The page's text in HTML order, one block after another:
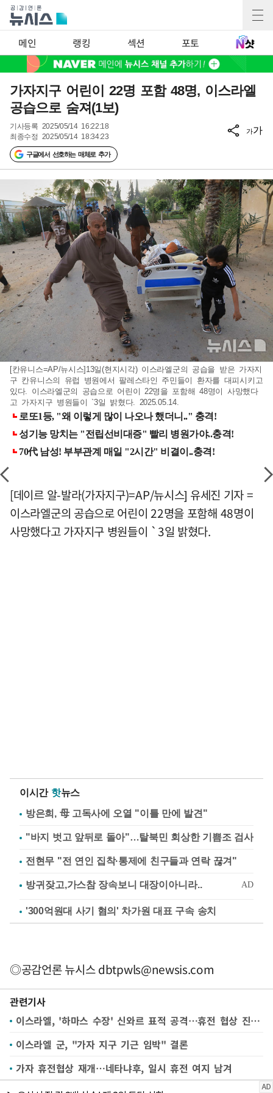
메인 랭킹 섹션 포토
가자지구 어린이 22명 포함 48명, 이스라엘
공습으로 숨져(1보)
기사등록 2025/05/14 16:22:18
최종수정 2025/05/14 18:34:23
구글에서 선호하는 매체로 추가
가가
[칸유니스=AP/뉴시스]13일(현지시각) 이스라엘군의 공습을 받은 가자지
구 칸유니스의 유럽 병원에서 팔레스타인 주민들이 환자를 대피시키고
있다. 이스라엘군의 공습으로 어린이 22명을 포함해 48명이 사망했다
고 가자지구 병원들이 `3일 밝혔다. 2025.05.14.
[데이르 알-발라(가자지구)=AP/뉴시스] 유세진 기자 =
이스라엘군의 공습으로 어린이 22명을 포함해 48명이
사망했다고 가자지구 병원들이 `3일 밝혔다.
이시간 핫뉴스
방은희, 母 고독사에 오열 "이틀 만에 발견"
"바지 벗고 앞뒤로 돌아"…탈북민 회상한 기쁨조 검사
전현무 "전 연인 집착·통제에 친구들과 연락 끊겨"
'300억원대 사기 혐의' 차가원 대표 구속 송치
◎공감언론 뉴시스dbtpwls@newsis.com
관련기사
이스라엘, '하마스 수장' 신와르 표적 공격…휴전 협상 진전되나
이스라엘 군, "가자 지구 기근 임박" 결론
가자 휴전협상 재개…네타냐후, 일시 휴전 여지 남겨